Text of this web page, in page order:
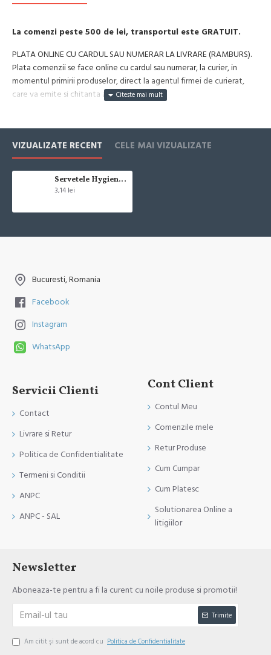
La comenzi peste 500 de lei, transportul este GRATUIT.
PLATA ONLINE CU CARDUL SAU NUMERAR LA LIVRARE (RAMBURS).
Plata comenzii se face online cu cardul sau numerar, la curier, in
momentul primirii produselor, direct la agentul firmei de curierat,
care va emite si chitanta aferenta incasarii.
compania de curierat, care va livreaza comanda în decursul a 24-48
pana in ora 12:00 de luni pana vineri. In cazul in care comanda a fost
facuta dupa ora 12:00, sambata sau duminica ne angajam sa trimitem
In cazul aparitiei unor intarzieri, vei fi instiintat prin email.
livrare in momentul plasarii comenzii.
VIZUALIZATE RECENT CELE MAI VIZUALIZATE
Servetele Hygienium Antibacteriene/Dezinfectante 15 buc
3,14 lei
Bucuresti, Romania
Facebook
Instagram
WhatsApp
Servicii Clienti
Contact
Livrare si Retur
Politica de Confidentialitate
Termeni si Conditii
ANPC
ANPC - SAL
Cont Client
Contul Meu
Comenzile mele
Retur Produse
Cum Cumpar
Cum Platesc
Solutionarea Online a
litigiilor
Newsletter
Aboneaza-te pentru a fi la curent cu noile produse si promotii!
Trimite
Am citit şi sunt de acord cu Politica de Confidentialitate